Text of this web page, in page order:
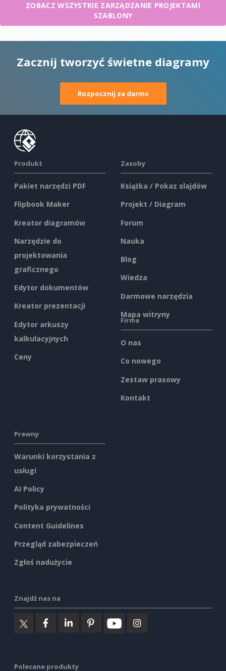
ZOBACZ WSZYSTKIE ZARZĄDZANIE PROJEKTAMI
SZABLONY
Zacznij tworzyć świetne diagramy
Rozpocznij za darmo
Produkt
Pakiet narzędzi PDF
Flipbook Maker
Kreator diagramów
Narzędzie do
projektowania
graficznego
Edytor dokumentów
Kreator prezentacji
Edytor arkuszy
kalkulacyjnych
Ceny
Zasoby
Książka / Pokaz slajdów
Projekt / Diagram
Forum
Nauka
Blog
Wiedza
Darmowe narzędzia
Mapa witryny
Firma
O nas
Co nowego
Zestaw prasowy
Kontakt
Prawny
Warunki korzystania z
usługi
AI Policy
Polityka prywatności
Content Guidelines
Przegląd zabezpieczeń
Zgłoś nadużycie
Znajdź nas na
Polecane produkty